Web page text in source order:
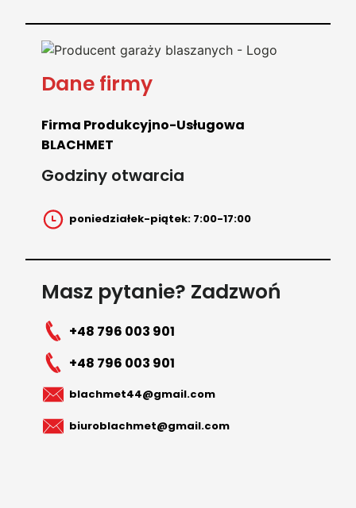
Dane firmy
Firma Produkcyjno-Usługowa
BLACHMET
Godziny otwarcia
poniedziałek-piątek: 7:00-17:00
Masz pytanie? Zadzwoń
+48 796 003 901
+48 796 003 901
blachmet44@gmail.com
biuroblachmet@gmail.com